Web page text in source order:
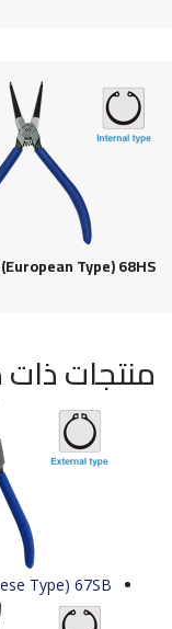
Type) 68HS
منتجات
Type) 67SB